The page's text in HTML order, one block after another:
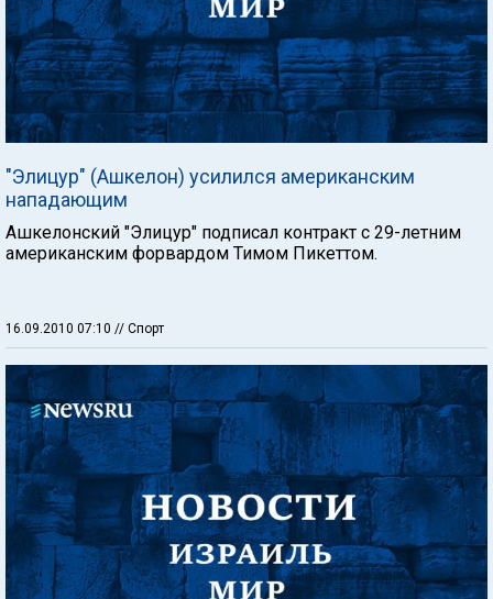
"Элицур" (Ашкелон) усилился американским
нападающим
Ашкелонский "Элицур" подписал контракт с 29-летним
американским форвардом Тимом Пикеттом.
16.09.2010 07:10 // Спорт